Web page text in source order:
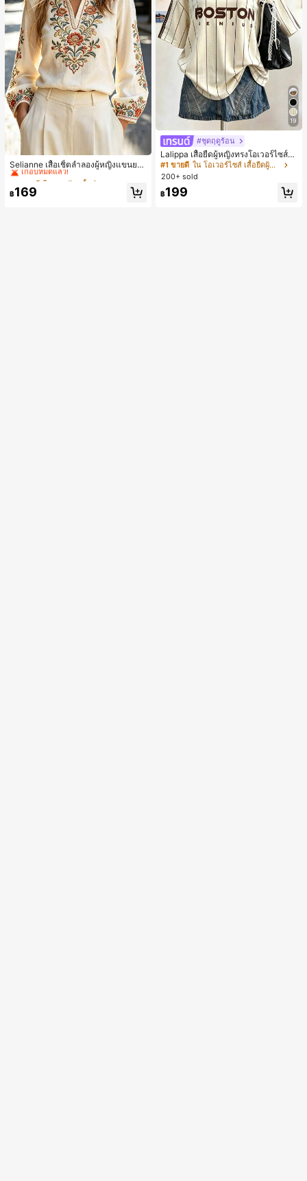
Selianne เสื้อเชิ้ตลำลองผู้หญิงแขนยา
ว คอวีเว้า ลายดอกไม้
#2 ขายดี
ใน งานปัก เสื้อทำงาน
เกือบหมดแล้ว!
#2 ขายดี ใน งานปัก เสื้อทำงาน
เกือบหมดแล้ว!
#2 ขายดี ใน งานปัก เสื้อทำงาน
เกือบหมดแล้ว!
#2 ขายดี
฿169
19
#ชุดฤดูร้อน
Lalippa เสื้อยืดผู้หญิงทรงโอเวอร์ไซส์ค
วามยาวกลาง คอกลม ไหล่ตก ลายพิมพ์
ตัวอักษรและลายทางแนวตั้ง สไตล์แฟชั่
นมินิมอล ของขวัญให้เพื่อน
#1 ขายดี
ใน โอเวอร์ไซส์ เสื้อยืดผู้หญิง
200+ sold
฿199